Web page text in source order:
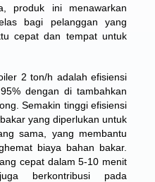
produk ini menawarkan
bagi pelanggan yang
cepat dan tempat untuk
2 ton/h adalah efisiensi
dengan di tambahkan
Semakin tinggi efisiensi
yang diperlukan untuk
sama, yang membantu
biaya bahan bakar.
cepat dalam 5-10 menit
berkontribusi pada